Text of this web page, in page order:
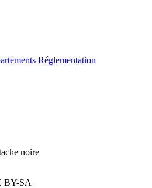
Réglementation
noire
BY-SA